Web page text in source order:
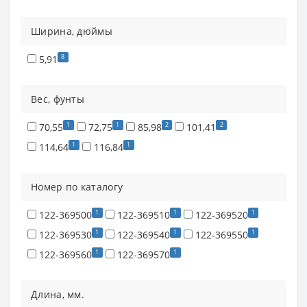
Ширина, дюймы
5,91 8
Вес, фунты
70,55 1 72,75 1 85,98 2 101,41 2
114,64 1 116,84 1
Номер по каталогу
122-369500 1 122-369510 1 122-369520 1
122-369530 1 122-369540 1 122-369550 1
122-369560 1 122-369570 1
Длина, мм.